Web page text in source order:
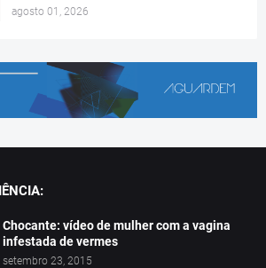
agosto 01, 2026
Chocante: vídeo de mulher com a vagina
infestada de vermes
setembro 23, 2015